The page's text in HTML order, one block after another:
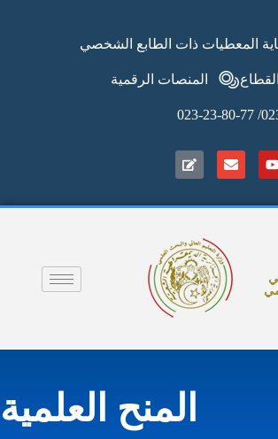
المعطيات ذات الطابع الشخصي
المنصات الرقمية
المنح العلمية